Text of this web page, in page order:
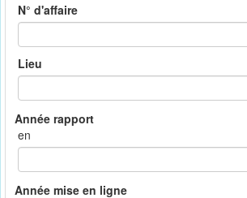
N° d'affaire
Lieu
en